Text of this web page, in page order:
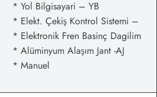
* Yol Bilgisayari – YB
* Elekt. Çekiş Kontrol Sistemi –
* Elektronik Fren Basinç Dagilim
* Alüminyum Alaşım Jant -AJ
* Manuel